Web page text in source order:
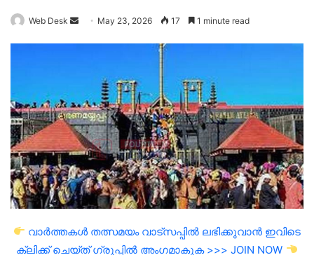
Web Desk
Send May 23, 2026 17 1 minute read
വാർത്തകൾ തത്സമയം വാട്സപ്പിൽ ലഭിക്കുവാൻ ഇവിടെ
ക്ലിക്ക് ചെയ്ത് ഗ്രൂപ്പിൽ അംഗമാകുക >>> JOIN NOW